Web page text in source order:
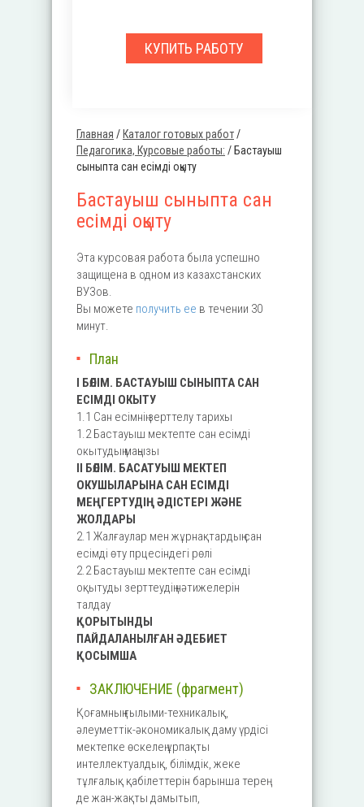
Вы здесь
Главная / Каталог готовых работ/
Педагогика, Курсовые работы: / Бастауыш
сыныпта сан есімді оқыту
Бастауыш сыныпта сан
есімді оқыту
Эта курсовая работа была успешно
защищена в одном из казахстанских
ВУЗов.
Вы можете получить ее в течении 30
минут.
План
I БӨЛІМ. БАСТАУЫШ СЫНЫПТА САН
ECIМДІ ОКЫТУ
1.1 Сан есімнің зерттелу тарихы
1.2 Бастауыш мектепте сан есімді
окытудың маңызы
II БӨЛІМ. БАСАТУЫШ МЕКТЕП
ОКУШЫЛАРЫНА САН ЕСІМДІ
МЕҢГЕРТУДІҢ ӘДІСТЕРІ ЖӘНЕ
ЖОЛДАРЫ
2.1 Жалғаулар мен жұрнақтардың сан
есімді өту прцесіндегі рөлі
2.2 Бастауыш мектепте сан есімді
оқытуды зерттеудің нәтижелерін
талдау
ҚОРЫТЫНДЫ
ПАЙДАЛАНЫЛҒАН ӘДЕБИЕТ
ҚОСЫМША
ЗАКЛЮЧЕНИЕ (фрагмент)
Қоғамның ғылыми-техникалық,
әлеуметтік-әкономикалық даму үрдісі
мектепке өскелең ұрпақты
интеллектуалдық, білімдік, жеке
тұлғалық қабілеттерін барынша терең
де жан-жақты дамытып,
КУПИТЬ РАБОТУ